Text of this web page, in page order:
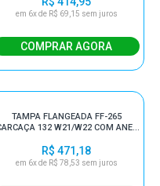
em 6x de R$ 69,15 sem juros
TAMPA FLANGEADA FF-265
132 W21/W22 COM ANEL
R$ 471,18
em 6x de R$ 78,53 sem juros